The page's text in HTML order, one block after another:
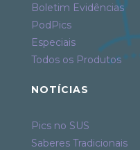
Boletim Evidências
PodPics
Especiais
Todos os Produtos
NOTÍCIAS
Pics no SUS
Saberes Tradicionais